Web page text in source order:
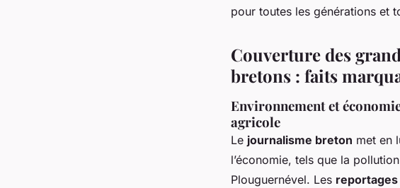
pour toutes les générations et
Couverture des
bretons : faits
Environnement et
agricole
Le journalisme breton met en
l’économie, tels que la
Plouguernével. Les